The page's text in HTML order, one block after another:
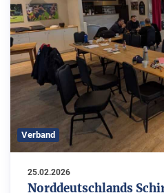
Verband
25.02.2026
Norddeutschlands